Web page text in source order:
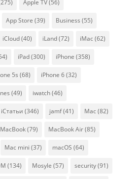
Apple TV(56)
App Store (39) Business (55)
iCloud(40) iLand(72) iMac (62)
iPad(300) iPhone (358)
5s (68) iPhone 6(32)
(49) iwatch(46)
iСтатьи (346) jamf(41) Mac (82)
MacBook(79) MacBook Air(85)
Mac mini (37) macOS (64)
(134) Mosyle (57) security(91)